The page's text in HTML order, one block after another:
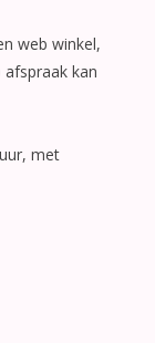
web winkel,
afspraak kan
met